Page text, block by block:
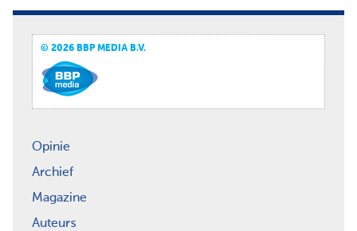
© 2026 BBP MEDIA B.V.
Opinie
Archief
Magazine
Auteurs